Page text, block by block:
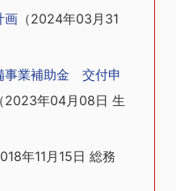
画 （2024年03月31
事業補助金 交付申
（2023年04月08日 生
年11月15日 総務